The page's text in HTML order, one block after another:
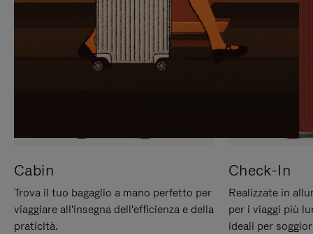
PAUSA
Cabin
Trova il tuo bagaglio a mano perfetto per
viaggiare all'insegna dell'efficienza e della
praticità.
Check-In
Realizzate in
per i viaggi più
ideali per